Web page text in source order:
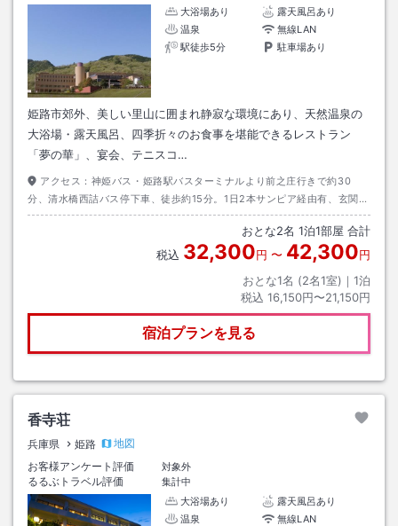
大浴場あり
露天風呂あり
温泉
無線LAN
駅徒歩5分
駐車場あり
姫路市郊外、美しい里山に囲まれ静寂な環境にあり、天然温泉の
大浴場・露天風呂、四季折々のお食事を堪能できるレストラン
「夢の華」、宴会、テニスコ…
アクセス： 神姫バス・姫路駅バスターミナルより前之庄行きで約30
分、清水橋西詰バス停下車、徒歩約15分。1日2本サンピア経由有、玄関口
迄乗入れ。
おとな2名 1泊1部屋 合計
税込 32,300円 〜 42,300円
おとな1名 (2名1室)｜ 1泊
税込 16,150円〜21,150円
宿泊プランを見る
香寺荘
兵庫県 姫路
地図
お客様アンケート評価
対象外
るるぶトラベル評価
集計中
大浴場あり
露天風呂あり
温泉
無線LAN